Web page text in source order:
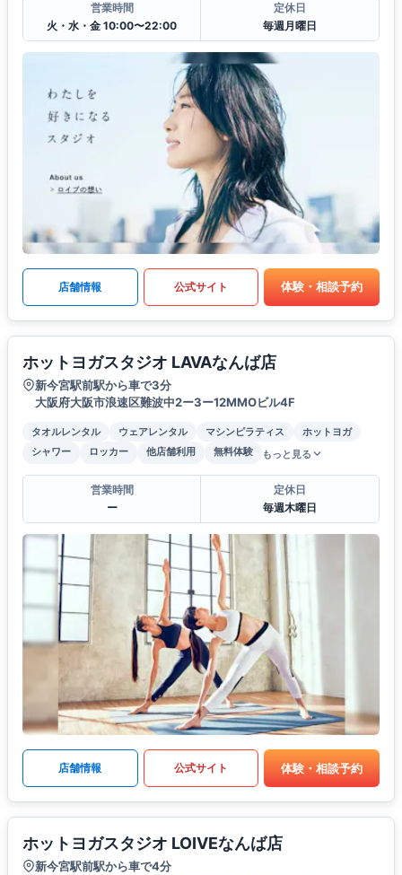
営業時間
火・水・金 10:00〜22:00
定休日
毎週月曜日
店舗情報 公式サイト 体験・相談予約
ホットヨガスタジオ LAVAなんば店
新今宮駅前駅から車で3分
大阪府大阪市浪速区難波中2ー3ー12MMOビル4F
タオルレンタル ウェアレンタル マシンピラティス
ホットヨガ
シャワー
ロッカー 他店舗利用 無料体験 もっと見る
営業時間
ー
定休日
毎週木曜日
店舗情報 公式サイト 体験・相談予約
ホットヨガスタジオ LOIVEなんば店
新今宮駅前駅から車で4分